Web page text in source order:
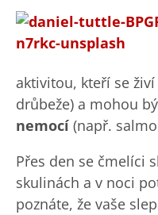
aktivitou, kteří se
drůbeže) a mohou
nemocí (např.
Přes den se čmelíci
skulinách a v noci
poznáte, že vaše